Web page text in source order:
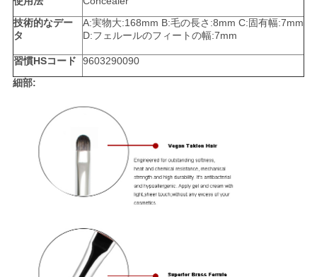
技術的なデー
タ
A:実物大:168mm B:毛の長さ:8mm C:固有幅:7mm
D:フェルールのフィートの幅:7mm
習慣HSコード
9603290090
細部: